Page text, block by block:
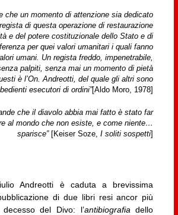
che un momento di attenzione sia dedicato
di questa operazione di restaurazione
e del potere costituzionale dello Stato e di
per quei valori umanitari i quali fanno
umani. Un regista freddo, impenetrabile,
palpiti, senza mai un momento di pietà
è l’On. Andreotti, del quale gli altri sono
esecutori di ordini”[Aldo Moro, 1978]
che il diavolo abbia mai fatto è stato far
al mondo che non esiste, e come niente…
sparisce” [Keiser Soze,I soliti sospetti]
Andreotti è caduta a brevissima
di due libri resi ancor più
del Divo: l’antibiografia dello